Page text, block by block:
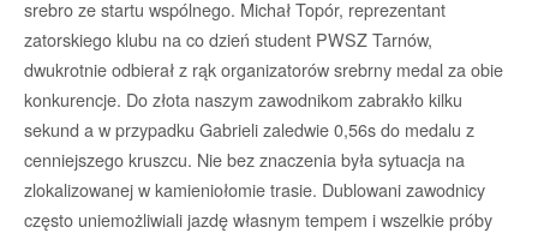
srebro ze startu wspólnego. Michał Topór, reprezentant
zatorskiego klubu na co dzień student PWSZ Tarnów,
dwukrotnie odbierał z rąk organizatorów srebrny medal za obie
konkurencje. Do złota naszym zawodnikom zabrakło kilku
sekund a w przypadku Gabrieli zaledwie 0,56s do medalu z
cenniejszego kruszcu. Nie bez znaczenia była sytuacja na
zlokalizowanej w kamieniołomie trasie. Dublowani zawodnicy
często uniemożliwiali jazdę własnym tempem i wszelkie próby